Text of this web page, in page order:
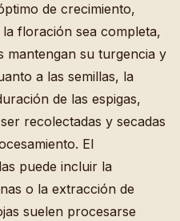
de crecimiento,
floración sea completa,
mantengan su turgencia y
a las semillas, la
de las espigas,
recolectadas y secadas
El
puede incluir la
o la extracción de
suelen procesarse